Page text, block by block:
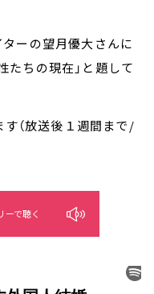
ターの望月優大さんに
たちの現在」と題して
（放送後１週間まで/
ーで聴く